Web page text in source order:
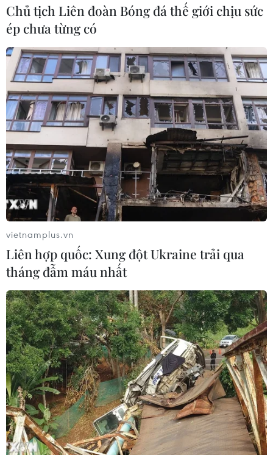
TIN CÙNG CHUYÊN MỤC
Hàn Quốc tăng cường giải pháp
ngăn chặn đánh bạc trực tuyến trong
quân đội
06/08/2026 04:52
Chủ tịch Liên đoàn Bóng đá thế giới chịu sức
ép chưa từng có
vietnamplus.vn
Liên hợp quốc: Xung đột Ukraine trải qua
tháng đẫm máu nhất